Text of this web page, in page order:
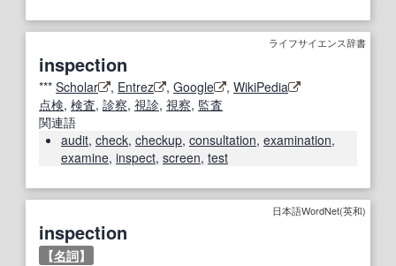
ライフサイエンス辞書
inspection
*** Scholar , Entrez , Google , WikiPedia
点検, 検査, 診察, 視診, 視察, 監査
関連語
audit, check, checkup, consultation, examination,
examine, inspect, screen, test
日本語WordNet(英和)
inspection
【名詞】